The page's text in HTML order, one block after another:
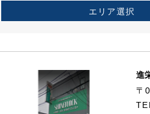
エリア選択
進
〒